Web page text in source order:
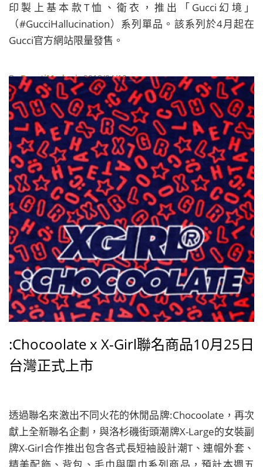
印製上基本款T恤、衛衣，推出「Gucci幻境」
（#GucciHallucination）系列單品。該系列於4月起在
Gucci官方網站限量發售。
ByBeautiMode| 2018/04/10
:Chocoolate x X-Girl聯名商品10月25日
台灣正式上市
透過聯名來激出不同火花的休閒品牌:Chocoolate，再次
獻上全新聯名企劃，與洛杉磯街頭潮牌X-Large的女裝副
牌X-Girl合作推出包含各式長短袖設計潮T、連帽外套、